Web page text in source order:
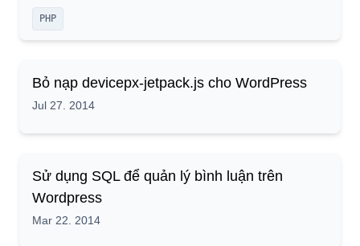
PHP
Bỏ nạp devicepx-jetpack.js cho WordPress
Jul 27. 2014
Sử dụng SQL để quản lý bình luận trên
Wordpress
Mar 22. 2014